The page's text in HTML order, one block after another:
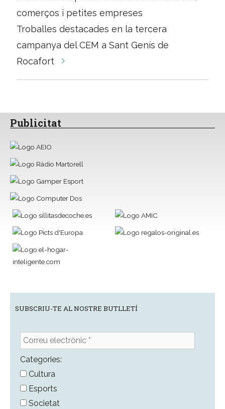
entrades
comerços i petites empreses
Troballes destacades en la tercera
campanya del CEM a Sant Genís de
Rocafort
Publicitat
SUBSCRIU-TE AL NOSTRE BUTLLETÍ
Correu
electrònic
*Categories:
Cultura
Esports
Societat